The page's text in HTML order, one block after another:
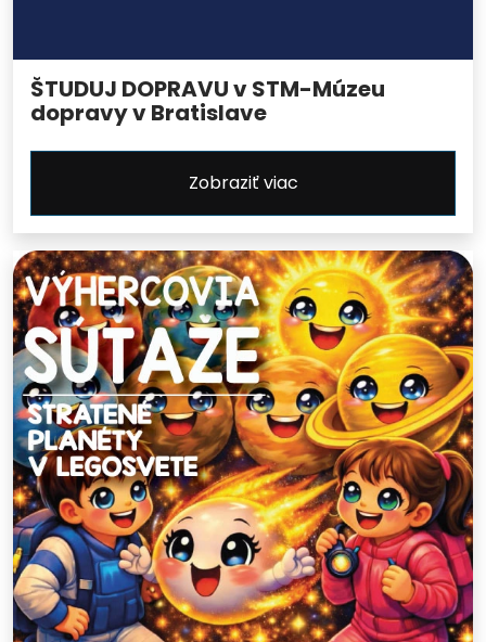
ŠTUDUJ DOPRAVU v STM-Múzeu
dopravy v Bratislave
Zobraziť viac